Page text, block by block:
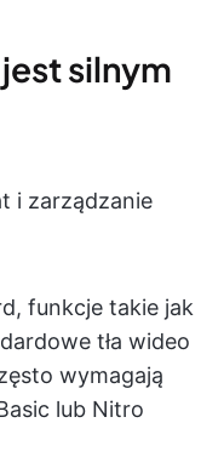
silnym
i zarządzanie
funkcje takie jak
tła wideo
wymagają
lub Nitro